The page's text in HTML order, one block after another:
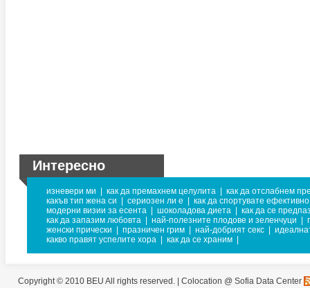
Интересно
изневери ми как да премахнем целулита
как да отслабнем
какъв тип жена си
сериозен ли е
как да спортувате ефективно
модерни визии за есента
шоколадова диета
как да се
как да запазим любовта
най-полезните плодове и зеленчуци
женски прически
празничен грим най-добрият секс
какво правят успелите хора
как да се храним
Copyright © 2010 BEU All rights reserved. | Colocation @ Sofia Data Center